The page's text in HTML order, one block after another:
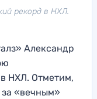
рекорд в НХЛ.
Александр
НХЛ. Отметим,
«вечным»